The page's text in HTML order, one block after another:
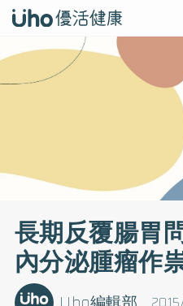
長期反覆腸胃
內分泌腫瘤作